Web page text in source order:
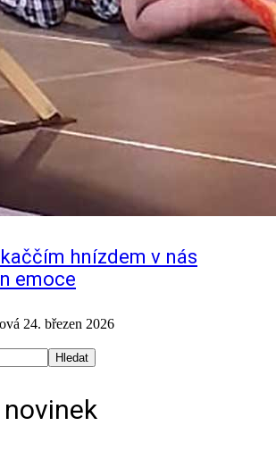
hnízdem v nás
emoce
24. březen 2026
Hledat